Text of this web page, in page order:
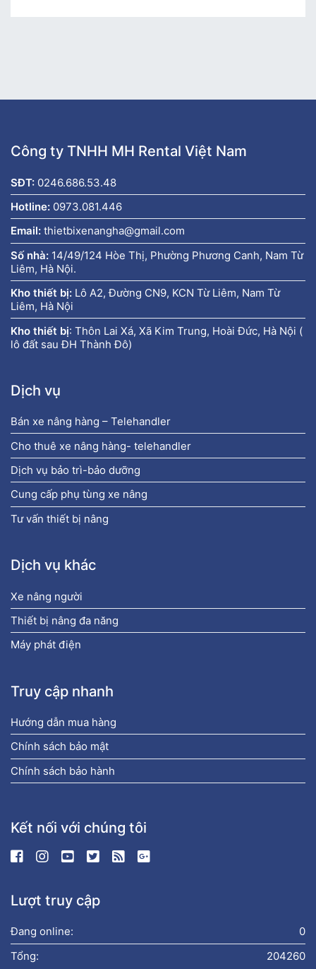
Công ty TNHH MH Rental Việt Nam
SĐT: 0246.686.53.48
Hotline: 0973.081.446
Email: thietbixenangha@gmail.com
Số nhà: 14/49/124 Hòe Thị, Phường Phương Canh, Nam Từ
Liêm, Hà Nội.
Kho thiết bị: Lô A2, Đường CN9, KCN Từ Liêm, Nam Từ
Liêm, Hà Nội
Kho thiết bị: Thôn Lai Xá, Xã Kim Trung, Hoài Đức, Hà Nội (
lô đất sau ĐH Thành Đô)
Dịch vụ
Bán xe nâng hàng – Telehandler
Cho thuê xe nâng hàng- telehandler
Dịch vụ bảo trì-bảo dưỡng
Cung cấp phụ tùng xe nâng
Tư vấn thiết bị nâng
Dịch vụ khác
Xe nâng người
Thiết bị nâng đa năng
Máy phát điện
Truy cập nhanh
Hướng dẫn mua hàng
Chính sách bảo mật
Chính sách bảo hành
Kết nối với chúng tôi
Lượt truy cập
0
Đang online:
204260
Tổng: